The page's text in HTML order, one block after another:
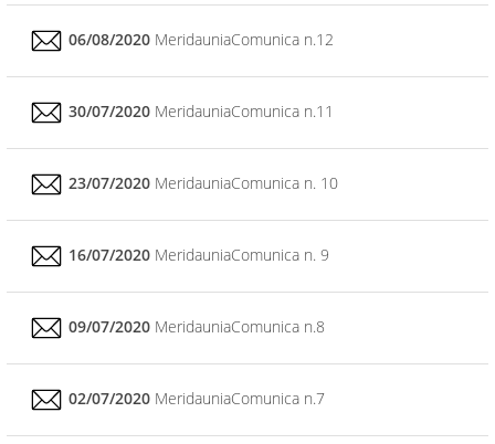
06/08/2020 MeridauniaComunica n.12
30/07/2020 MeridauniaComunica n.11
23/07/2020 MeridauniaComunica n. 10
16/07/2020 MeridauniaComunica n. 9
09/07/2020 MeridauniaComunica n.8
02/07/2020 MeridauniaComunica n.7